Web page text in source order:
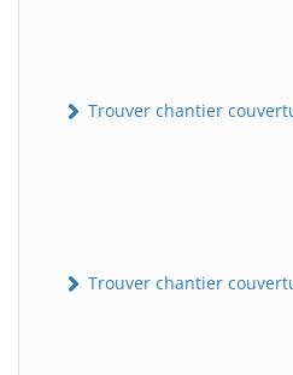
Trouver chantier
Trouver chantier